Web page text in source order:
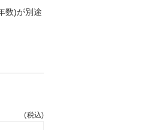
数)が別途
(税込)